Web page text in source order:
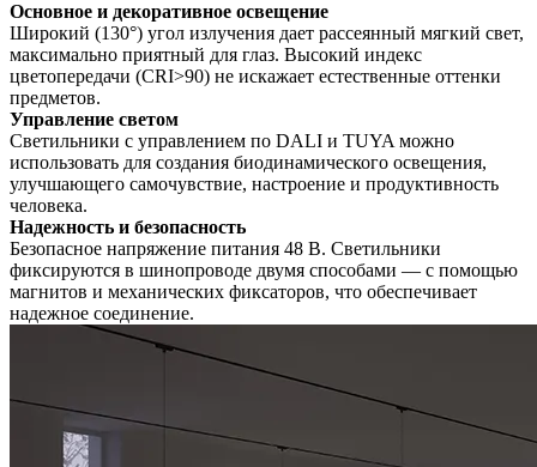
Основное и декоративное освещение
Широкий (130°) угол излучения дает рассеянный мягкий свет,
максимально приятный для глаз. Высокий индекс
цветопередачи (CRI>90) не искажает естественные оттенки
предметов.
Управление светом
Светильники с управлением по DALI и TUYA можно
использовать для создания биодинамического освещения,
улучшающего самочувствие, настроение и продуктивность
человека.
Надежность и безопасность
Безопасное напряжение питания 48 В. Светильники
фиксируются в шинопроводе двумя способами — с помощью
магнитов и механических фиксаторов, что обеспечивает
надежное соединение.